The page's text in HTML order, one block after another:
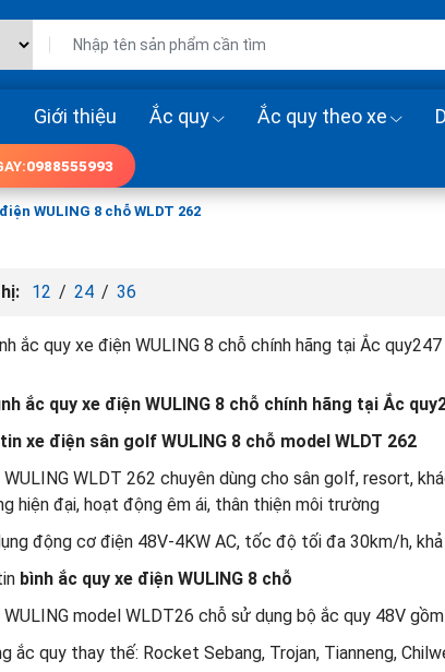
Giới thiệu Ắc quy Ắc quy theo xe
0988555993
WULING 8 chỗ WLDT 262
12 / 24 / 36
ắc quy xe điện WULING 8 chỗ chính hãng tại Ắc quy247
ắc quy xe điện WULING 8 chỗ chính hãng tại Ắc
xe điện sân golf WULING 8 chỗ model WLDT 262
WLDT 262 chuyên dùng cho sân golf, resort,
hiện đại, hoạt động êm ái, thân thiện môi trường
động cơ điện 48V-4KW AC, tốc độ tối đa 30km/h,
bình ắc quy xe điện WULING 8 chỗ
model WLDT26 chỗ sử dụng bộ ắc quy 48V
ắc quy thay thế: Rocket Sebang, Trojan, Tianneng,